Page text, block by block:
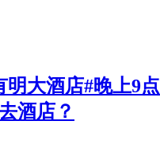
明大酒店#晚上9点
酒店？